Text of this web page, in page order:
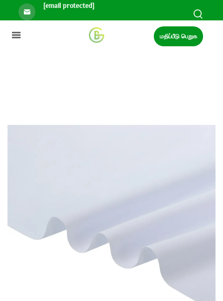
[email protected]
மதிப்பீடு பெறுக